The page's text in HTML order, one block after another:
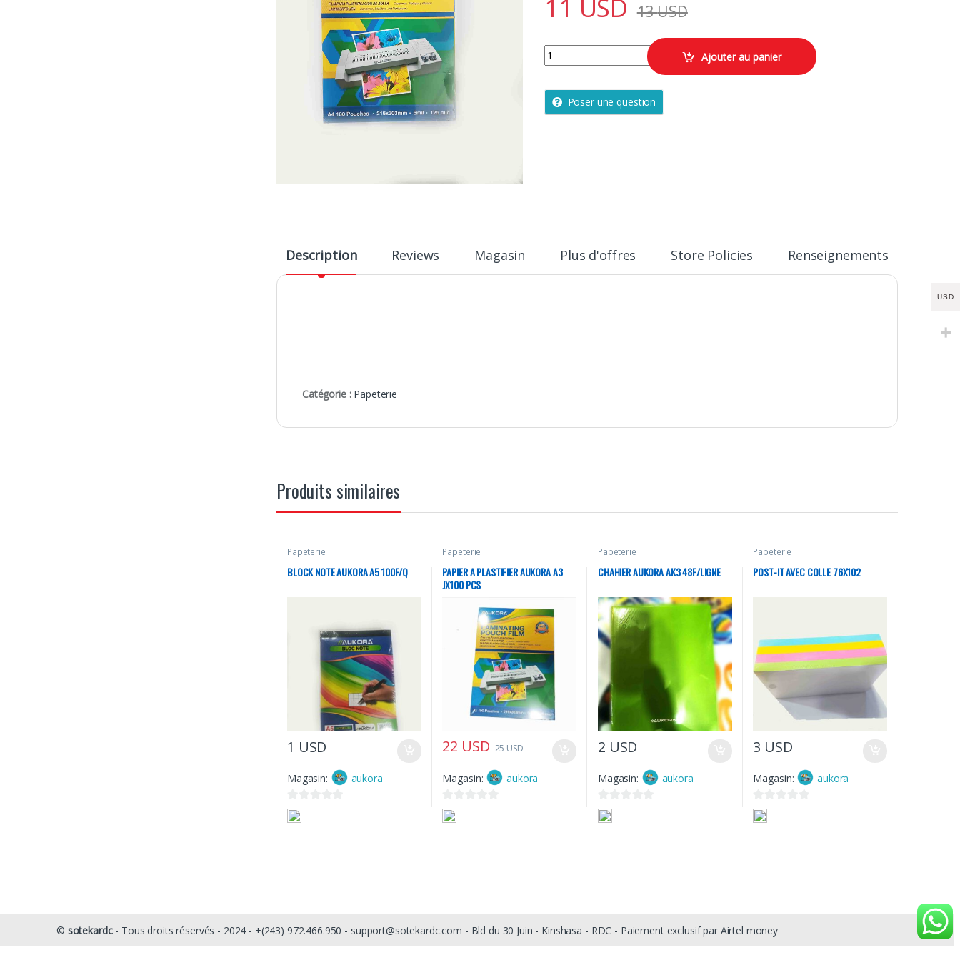
11 USD 13USD
PAPIER A PLASTIFIER AUKORA A4 JX100 PCS quantity
Ajouter au panier
Poser une question
Description Reviews Magasin Plus d'offres Store Policies Renseignements
Catégorie : Papeterie
Produits similaires
Papeterie
BLOCK NOTE AUKORA A5 100F/Q
1 USD
Magasin: aukora
0
s
Papeterie
PAPIER A PLASTIFIER AUKORA A3
JX100 PCS
22 USD 25USD
Magasin: aukora
0
s
Papeterie
CHAHIER AUKORA AK3 48F/LIGNE
2 USD
Magasin: aukora
0
s
Papeterie
POST-IT AVEC COLLE 76X102
3 USD
Magasin: aukora
0
s
© sotekardc- Tous droits réservés - 2024 - +(243) 972.466.950 - support@sotekardc.com - Bld du 30 Juin - Kinshasa - RDC - Paiement exclusif par Airtel money
USD